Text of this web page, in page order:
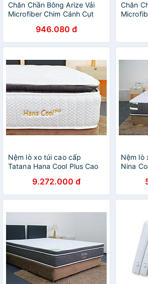
Chăn Chần Bông Arize Vải
Microfiber Chim Cánh Cụt
946.080 đ
Chăn
Nệm lò xo túi cao cấp
Tatana Hana Cool Plus Cao
9.272.000 đ
Nệm lò
Nina